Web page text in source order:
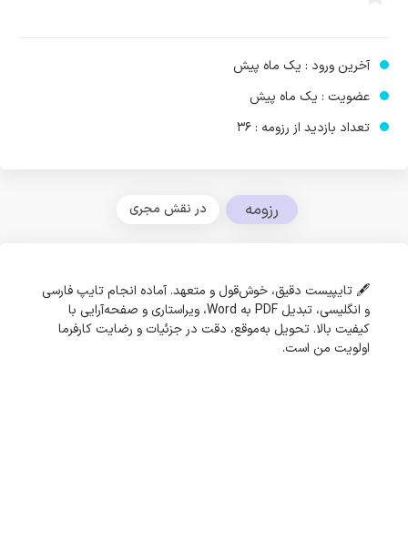
آخرین ورود : یک ماه پیش
عضویت : یک ماه پیش
تعداد بازدید از رزومه : 36
رزومه در نقش مجری
🖋️ تایپیست دقیق، خوش‌قول و متعهد. آماده انجام تایپ فارسی
و انگلیسی، تبدیل PDF به Word، ویراستاری و صفحه‌آرایی با
کیفیت بالا. تحویل به‌موقع، دقت در جزئیات و رضایت کارفرما
اولویت من است.